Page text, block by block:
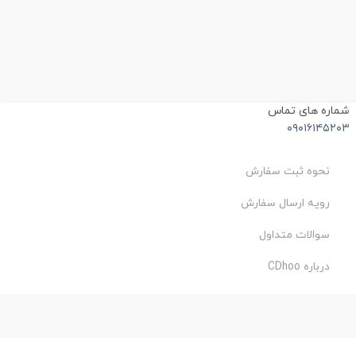
شماره های تماس
۰۹۰۱۶۱۴۵۲۰۳
نحوه ثبت سفارش
رویه ارسال سفارش
سوالات متداول
درباره CDhoo